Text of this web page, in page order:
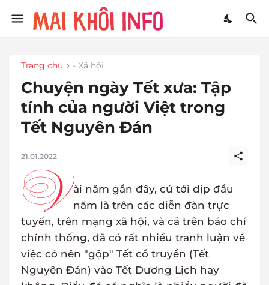
Trang chủ - Xã hội
Chuyện ngày Tết xưa: Tập
tính của người Việt trong
Tết Nguyên Đán
21.01.2022
V ài năm gần đây, cứ tới dịp đầu
năm là trên các diễn đàn trực
tuyến, trên mạng xã hội, và cả trên báo chí
chính thống, đã có rất nhiều tranh luận về
việc có nên "gộp" Tết cổ truyền (Tết
Nguyên Đán) vào Tết Dương Lịch hay